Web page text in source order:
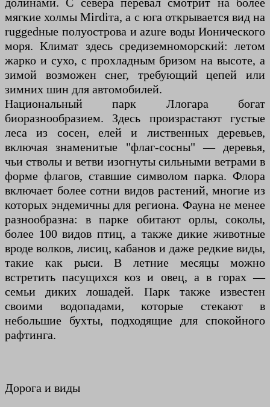
мягкие холмы Мirdiта, а с юга открывается вид на
ruggedные полуострова и azure воды Ионического
моря. Климат здесь средиземноморский: летом
жарко и сухо, с прохладным бризом на высоте, а
зимой возможен снег, требующий цепей или
зимних шин для автомобилей.
Национальный парк Ллогара богат
биоразнообразием. Здесь произрастают густые
леса из сосен, елей и лиственных деревьев,
включая знаменитые "флаг-сосны" — деревья,
чьи стволы и ветви изогнуты сильными ветрами в
форме флагов, ставшие символом парка. Флора
включает более сотни видов растений, многие из
которых эндемичны для региона. Фауна не менее
разнообразна: в парке обитают орлы, соколы,
более 100 видов птиц, а также дикие животные
вроде волков, лисиц, кабанов и даже редкие виды,
такие как рыси. В летние месяцы можно
встретить пасущихся коз и овец, а в горах —
семьи диких лошадей. Парк также известен
своими водопадами, которые стекают в
небольшие бухты, подходящие для спокойного
рафтинга.
Дорога и виды